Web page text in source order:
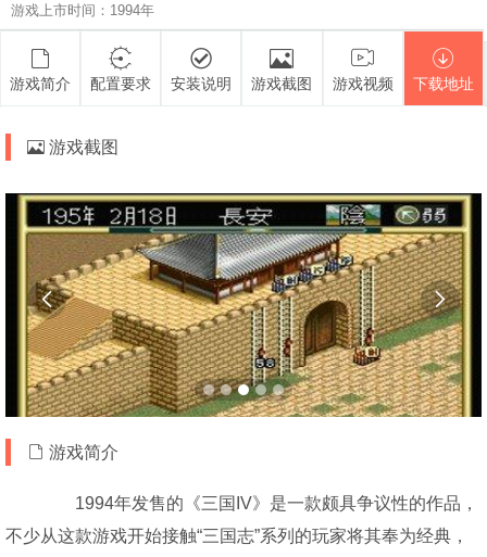
游戏上市时间：1994年
游戏简介 配置要求 安装说明 游戏截图 游戏视频 下载地址
游戏截图
 
游戏简介
1994年发售的《三国IV》是一款颇具争议性的作品，
不少从这款游戏开始接触“三国志”系列的玩家将其奉为经典，